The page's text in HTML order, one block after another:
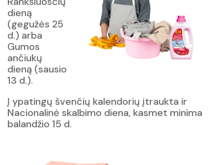
dieną
(gegužės 25
d.) arba
Gumos
ančiukų
dieną (sausio
13 d.).
Į ypatingų švenčių kalendorių įtraukta ir
Nacionalinė skalbimo diena, kasmet minima
balandžio 15 d.